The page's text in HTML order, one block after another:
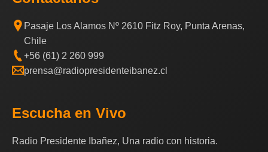
Pasaje Los Alamos Nº 2610 Fitz Roy, Punta Arenas,
Chile
+56 (61) 2 260 999
prensa@radiopresidenteibanez.cl
Escucha en Vivo
Radio Presidente Ibañez, Una radio con historia.